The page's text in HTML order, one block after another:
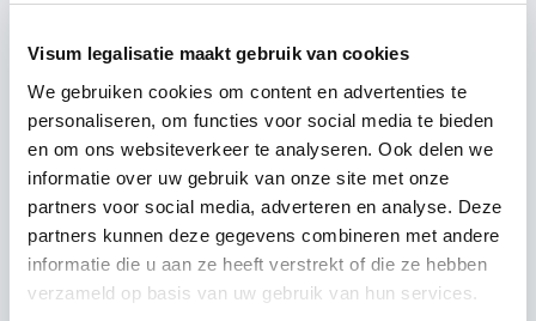
Visum legalisatie maakt gebruik van cookies
We gebruiken cookies om content en advertenties te
personaliseren, om functies voor social media te bieden
en om ons websiteverkeer te analyseren. Ook delen we
informatie over uw gebruik van onze site met onze
partners voor social media, adverteren en analyse. Deze
partners kunnen deze gegevens combineren met andere
informatie die u aan ze heeft verstrekt of die ze hebben
verzameld op basis van uw gebruik van hun services.
Toeristenbelasting Bali:sinds 14 februari 2024
verplicht, te betalen online of bij aankomst (IDR
150.000)
Gezondheid:vaccinaties zijn niet verplicht, maar DTP,
hepatitis A en buiktyfus worden aanbevolen
Douaneformulieren: digitaal invullen voor vertrek
Zonbescherming & water: Tropisch klimaat, dus
insmeren en goed drinken
Betaalmethodes : creditcards werken meestal, maar